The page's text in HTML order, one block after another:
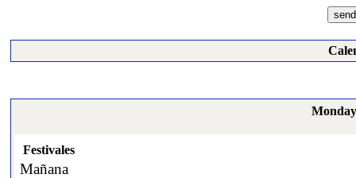
Festivales
Mañana